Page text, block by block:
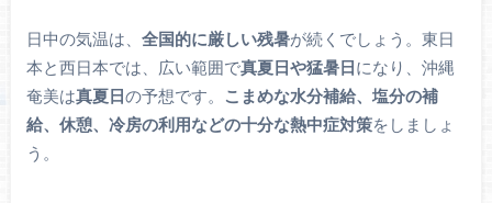
日中の気温は、 全国的に厳しい残暑が続くでしょう。東日
本と西日本では、広い範囲で真夏日や猛暑日になり、沖縄
奄美は真夏日の予想です。 こまめな水分補給、塩分の補
給、休憩、冷房の利用などの十分な熱中症対策をしましょ
う。